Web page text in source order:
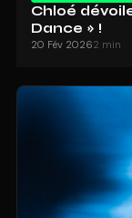
Chloé
Dance » !
20 Fév 20262 min